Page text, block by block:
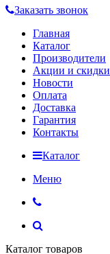
Заказать звонок
Главная
Каталог
Производители
Акции и скидки
Новости
Оплата
Доставка
Гарантия
Контакты
Каталог
Меню
Каталог товаров